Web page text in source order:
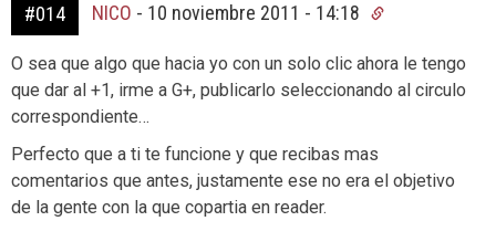
#014 NICO - 10 noviembre 2011 - 14:18
O sea que algo que hacia yo con un solo clic ahora le tengo
que dar al +1, irme a G+, publicarlo seleccionando al circulo
correspondiente…
Perfecto que a ti te funcione y que recibas mas
comentarios que antes, justamente ese no era el objetivo
de la gente con la que copartia en reader.